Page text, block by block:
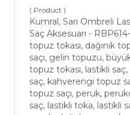
( Product )
Kumral, Sarı Ombreli
Saç Aksesuarı -
topuz tokası, dağınık
saçı, gelin topuzu,
topuz tokası, lastikli
saç, kahverengi topuz
topuz saçı, peruk,
saç, lastikli toka, lastikli